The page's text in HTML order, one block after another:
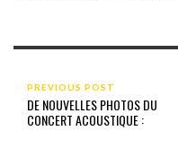
PREVIOUS POST
DE NOUVELLES PHOTOS DU
CONCERT ACOUSTIQUE :